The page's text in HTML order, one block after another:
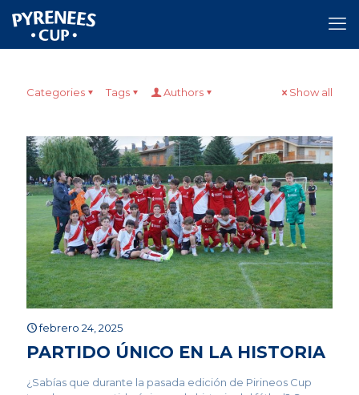
Categories Tags Authors Show all
febrero 24, 2025
PARTIDO ÚNICO EN LA HISTORIA
¿Sabías que durante la pasada edición de Pirineos Cup